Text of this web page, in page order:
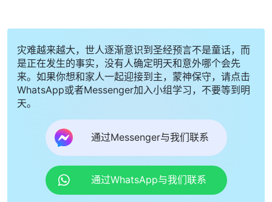
灾难越来越大，世人逐渐意识到圣经预言不是童话，而
是正在发生的事实，没有人确定明天和意外哪个会先
来。如果你想和家人一起迎接到主，蒙神保守，请点击
WhatsApp或者Messenger加入小组学习，不要等到明
天。
通过Messenger与我们联系
通过WhatsApp与我们联系